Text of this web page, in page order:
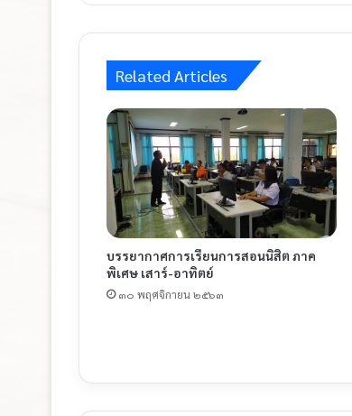
Related Articles
บรรยากาศการเรียนการสอนนิสิต ภาค
พิเศษ เสาร์-อาทิตย์
๓๐ พฤศจิกายน ๒๕๖๓